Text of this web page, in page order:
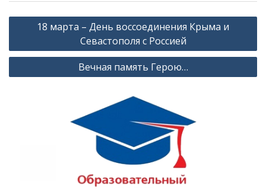
Навигация
записям
18 марта – День воссоединения Крыма и
Севастополя с Россией
Вечная память Герою…